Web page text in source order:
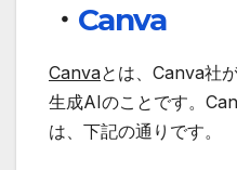
・ Canva
Canvaとは、Canva社
生成AIのことです。
は、下記の通りです。